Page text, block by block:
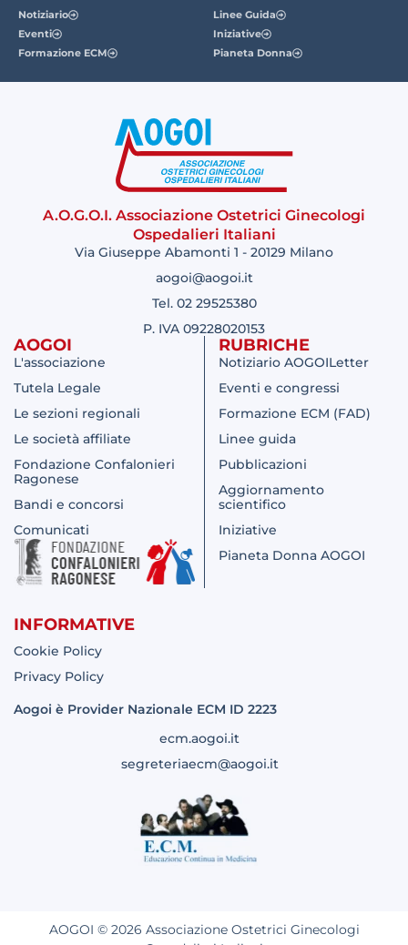
Notiziario
Eventi
Formazione ECM
Linee Guida
Iniziative
Pianeta Donna
A.O.G.O.I. Associazione Ostetrici Ginecologi
Ospedalieri Italiani
Via Giuseppe Abamonti 1 - 20129 Milano
aogoi@aogoi.it
Tel. 02 29525380
P. IVA 09228020153
AOGOI
L'associazione
Tutela Legale
Le sezioni regionali
Le società affiliate
Fondazione Confalonieri
Ragonese
Bandi e concorsi
Comunicati
RUBRICHE
Notiziario AOGOILetter
Eventi e congressi
Formazione ECM (FAD)
Linee guida
Pubblicazioni
Aggiornamento
scientifico
Iniziative
Pianeta Donna AOGOI
INFORMATIVE
Cookie Policy
Privacy Policy
Aogoi è Provider Nazionale ECM ID 2223
ecm.aogoi.it
segreteriaecm@aogoi.it
AOGOI © 2026 Associazione Ostetrici Ginecologi